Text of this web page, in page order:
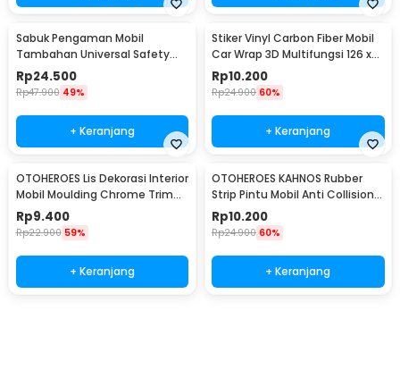
Sabuk Pengaman Mobil
Tambahan Universal Safety
Belt Extender - 2104
Rp24.500
Rp47.900 49%
+ Keranjang
Stiker Vinyl Carbon Fiber Mobil
Car Wrap 3D Multifungsi 126 x
30 cm
Rp10.200
Rp24.900 60%
+ Keranjang
OTOHEROES Lis Dekorasi Interior
Mobil Moulding Chrome Trim
Strip 4M - C3578
Rp9.400
Rp22.900 59%
+ Keranjang
OTOHEROES KAHNOS Rubber
Strip Pintu Mobil Anti Collision
Protection Panjang 5M -
QW556
Rp10.200
Rp24.900 60%
+ Keranjang